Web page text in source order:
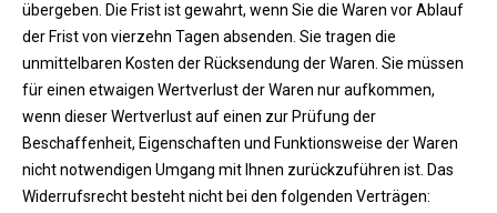
übergeben. Die Frist ist gewahrt, wenn Sie die Waren vor Ablauf
der Frist von vierzehn Tagen absenden. Sie tragen die
unmittelbaren Kosten der Rücksendung der Waren. Sie müssen
für einen etwaigen Wertverlust der Waren nur aufkommen,
wenn dieser Wertverlust auf einen zur Prüfung der
Beschaffenheit, Eigenschaften und Funktionsweise der Waren
nicht notwendigen Umgang mit Ihnen zurückzuführen ist. Das
Widerrufsrecht besteht nicht bei den folgenden Verträgen: